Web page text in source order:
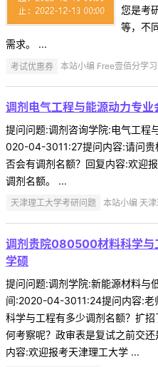
您是考
等，不
需求。 ...
考试优惠券 本站小编 Free壹佰分学
调剂电气工程与能源动力专业
提问问题:调剂咨询学院:电气工
020-04-3011:27提问内容:请问贵
否会有调剂名额？回复内容:欢迎
调剂名额。 ...
天津理工大学考研问题 本站小编 天
调剂贵院080500材料科学与
学硕
提问问题:调剂学院:新能源材料
间:2020-04-3011:24提问内容:
科学与工程有多少调剂名额？扩
何考察呢？政审表是复试之前交
内容:欢迎报考天津理工大学 ...